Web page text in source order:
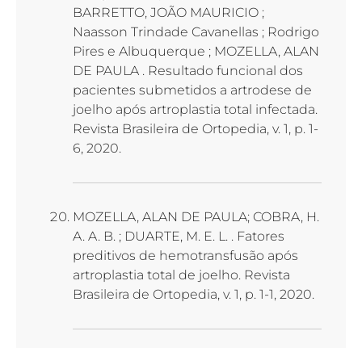
BARRETTO, JOÃO MAURICIO ;
Naasson Trindade Cavanellas ; Rodrigo
Pires e Albuquerque ; MOZELLA, ALAN
DE PAULA . Resultado funcional dos
pacientes submetidos a artrodese de
joelho após artroplastia total infectada.
Revista Brasileira de Ortopedia, v. 1, p. 1-
6, 2020.
MOZELLA, ALAN DE PAULA; COBRA, H.
A. A. B. ; DUARTE, M. E. L. . Fatores
preditivos de hemotransfusão após
artroplastia total de joelho. Revista
Brasileira de Ortopedia, v. 1, p. 1-1, 2020.